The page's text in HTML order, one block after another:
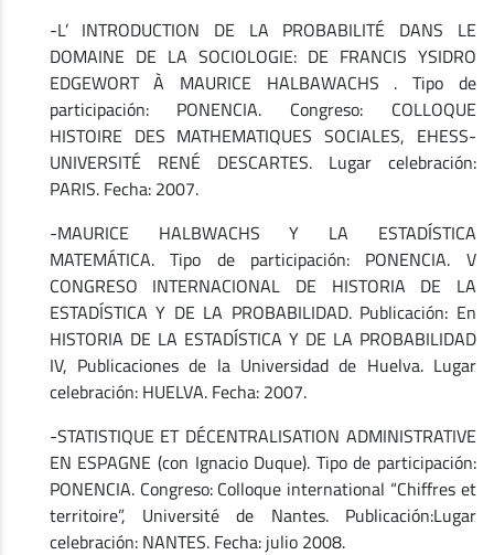
-L’ INTRODUCTION DE LA PROBABILITÉ DANS LE
DOMAINE DE LA SOCIOLOGIE: DE FRANCIS YSIDRO
EDGEWORT À MAURICE HALBAWACHS . Tipo de
participación: PONENCIA. Congreso: COLLOQUE
HISTOIRE DES MATHEMATIQUES SOCIALES, EHESS-
UNIVERSITÉ RENÉ DESCARTES. Lugar celebración:
PARIS. Fecha: 2007.
-MAURICE HALBWACHS Y LA ESTADÍSTICA
MATEMÁTICA. Tipo de participación: PONENCIA. V
CONGRESO INTERNACIONAL DE HISTORIA DE LA
ESTADÍSTICA Y DE LA PROBABILIDAD. Publicación: En
HISTORIA DE LA ESTADÍSTICA Y DE LA PROBABILIDAD
IV, Publicaciones de la Universidad de Huelva. Lugar
celebración: HUELVA. Fecha: 2007.
-STATISTIQUE ET DÉCENTRALISATION ADMINISTRATIVE
EN ESPAGNE (con Ignacio Duque). Tipo de participación:
PONENCIA. Congreso: Colloque international “Chiffres et
territoire”, Université de Nantes. Publicación:Lugar
celebración: NANTES. Fecha: julio 2008.